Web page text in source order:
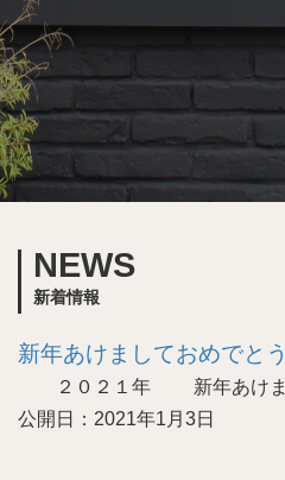
NEWS
新着情報
新年あけましておめでと
２０２１年 新年あけま
公開日：2021年1月3日